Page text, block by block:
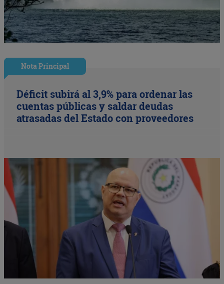
Nota Principal
Déficit subirá al 3,9% para ordenar las
cuentas públicas y saldar deudas
atrasadas del Estado con proveedores